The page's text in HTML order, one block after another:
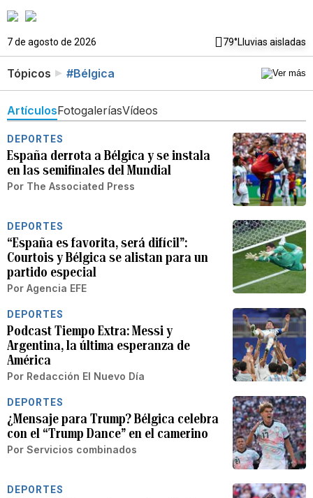
7 de agosto de 2026 79°Lluvias aisladas
Tópicos #Bélgica
ArtículosFotogaleríasVídeos
DEPORTES
España derrota a Bélgica y se instala
en las semifinales del Mundial
Por The Associated Press
DEPORTES
“España es favorita, será difícil”:
Courtois y Bélgica se alistan para un
partido especial
Por Agencia EFE
DEPORTES
Podcast Tiempo Extra: Messi y
Argentina, la última esperanza de
América
Por Redacción El Nuevo Día
DEPORTES
¿Mensaje para Trump? Bélgica celebra
con el “Trump Dance” en el camerino
Por Servicios combinados
DEPORTES